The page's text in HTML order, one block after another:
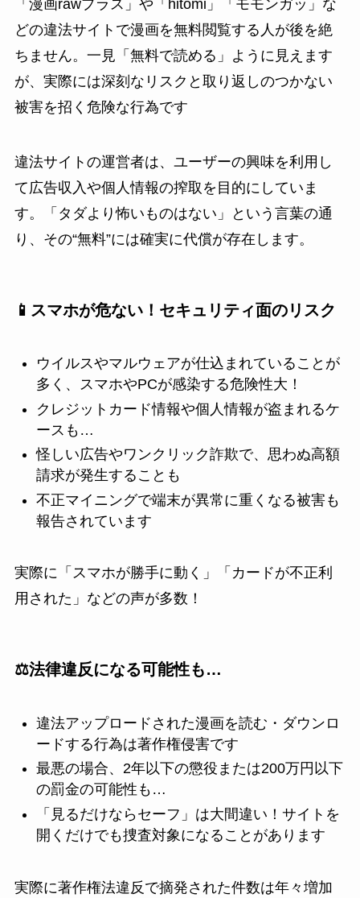
「漫画rawプラス」や「hitomi」「モモンガッ」な
どの違法サイトで漫画を無料閲覧する人が後を絶
ちません。一見「無料で読める」ように見えます
が、実際には深刻なリスクと取り返しのつかない
被害を招く危険な行為です
違法サイトの運営者は、ユーザーの興味を利用し
て広告収入や個人情報の搾取を目的にしていま
す。「タダより怖いものはない」という言葉の通
り、その“無料”には確実に代償が存在します。
📱スマホが危ない！セキュリティ面のリスク
ウイルスやマルウェアが仕込まれていることが
多く、スマホやPCが感染する危険性大！
クレジットカード情報や個人情報が盗まれるケ
ースも…
怪しい広告やワンクリック詐欺で、思わぬ高額
請求が発生することも
不正マイニングで端末が異常に重くなる被害も
報告されています
実際に「スマホが勝手に動く」「カードが不正利
用された」などの声が多数！
⚖️法律違反になる可能性も…
違法アップロードされた漫画を読む・ダウンロ
ードする行為は著作権侵害です
最悪の場合、2年以下の懲役または200万円以下
の罰金の可能性も…
「見るだけならセーフ」は大間違い！サイトを
開くだけでも捜査対象になることがあります
実際に著作権法違反で摘発された件数は年々増加